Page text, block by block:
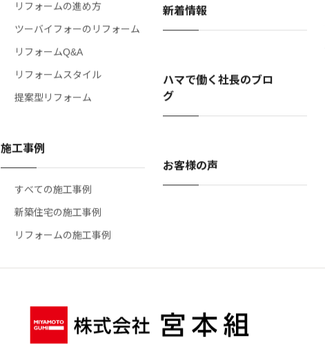
リフォームの進め方
ツーバイフォーのリフォーム
リフォームQ&A
リフォームスタイル
提案型リフォーム
施工事例
すべての施工事例
新築住宅の施工事例
リフォームの施工事例
新着情報
ハマで働く社長のブロ
グ
お客様の声